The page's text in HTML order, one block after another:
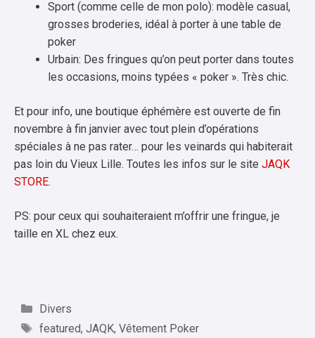
Sport (comme celle de mon polo): modèle casual,
grosses broderies, idéal à porter à une table de
poker
Urbain: Des fringues qu’on peut porter dans toutes
les occasions, moins typées « poker ». Très chic.
Et pour info, une boutique éphémère est ouverte de fin
novembre à fin janvier avec tout plein d’opérations
spéciales à ne pas rater… pour les veinards qui habiterait
pas loin du Vieux Lille. Toutes les infos sur le site JAQK
STORE.
PS: pour ceux qui souhaiteraient m’offrir une fringue, je
taille en XL chez eux.
Catégories
Divers
Étiquettes
featured, JAQK, Vêtement Poker